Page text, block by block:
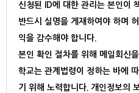
신청된 ID에 대한 관리는 본인이
반드시 실명을 게재하여야 하며
익을 감수해야 합니다.
본인 확인 절차를 위해 메일회신
학교는 관계법령이 정하는 바에
기 위해 노력합니다. 개인정보의